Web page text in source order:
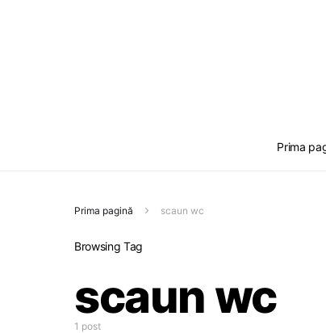
Prima
Prima pagină scaun wc
Browsing Tag
scaun wc
1 post